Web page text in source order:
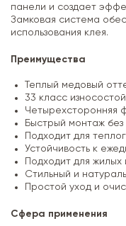
панели и создает
Замковая система
использования клея.
Преимущества
Теплый медовый
33 класс
Четырехсторонняя
Быстрый монтаж без
Подходит для
Устойчивость к
Подходит для
Стильный и
Простой уход и
Сфера применения